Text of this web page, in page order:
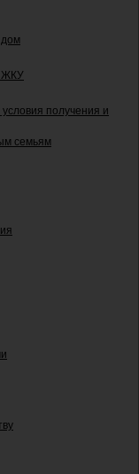
ЖКУ
получения и
семьям